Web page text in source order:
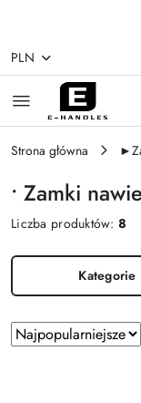
Przejdź do
Przejdź do
Przejdź do
Przejdź do
Przejdź do
PLN
Strona główna
• Zamki
Liczba produktów:8
Kategorie
Zastosowano
sortowanie:
Sortuj
według